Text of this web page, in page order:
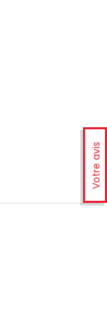
Votre avis